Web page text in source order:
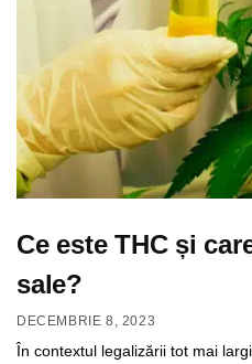
Ce este THC și
sale?
DECEMBRIE 8, 2023
În contextul legalizării tot mai